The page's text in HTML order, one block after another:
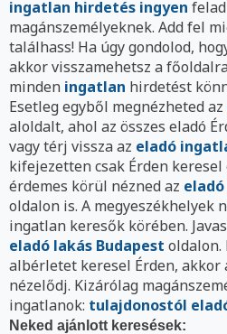
ingatlan hirdetés ingyen
magánszemélyeknek. Add fel
találhass! Ha úgy gondolod,
akkor visszamehetsz a
minden ingatlan hirdetést
Esetleg egyből megnézheted az
aloldalt, ahol az összes eladó
vagy térj vissza az eladó
kifejezetten csak Érden
érdemes körül nézned az
oldalon is. A megyeszékhelyek
ingatlan keresők körében.
eladó lakás Budapest oldalon.
albérletet keresel Érden, akkor
nézelődj. Kizárólag
ingatlanok: tulajdonostól
Neked ajánlott keresések: